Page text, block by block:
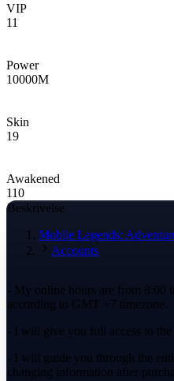
VIP
11
Power
10000M
Skin
19
Awakened
110
Beskrivelse
Mobile Legends:
Accounts
- My online hours are from 8:00
according to GMT +7 timezone.
- I will give you full access to the
- I will guide you through the
changing information after